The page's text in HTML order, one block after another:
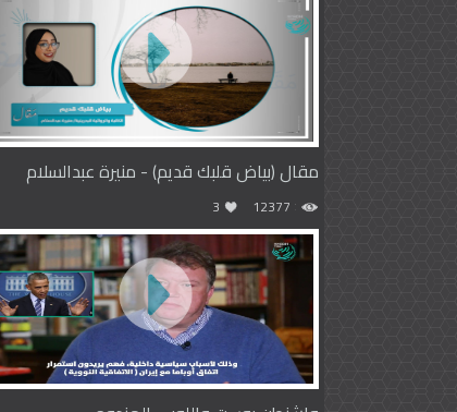
مقال (بياض قلبك قديم) - منيرة عبدالسلام
12377
3